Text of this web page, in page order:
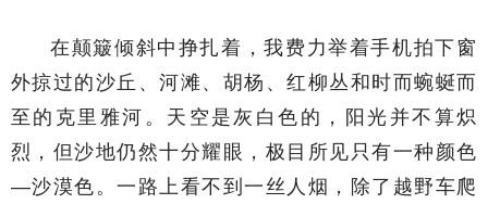
在颠簸倾斜中挣扎着，我费力举着手机拍下窗
外掠过的沙丘、河滩、胡杨、红柳丛和时而蜿蜒而
至的克里雅河。天空是灰白色的，阳光并不算炽
烈，但沙地仍然十分耀眼，极目所见只有一种颜色
—沙漠色。一路上看不到一丝人烟，除了越野车爬